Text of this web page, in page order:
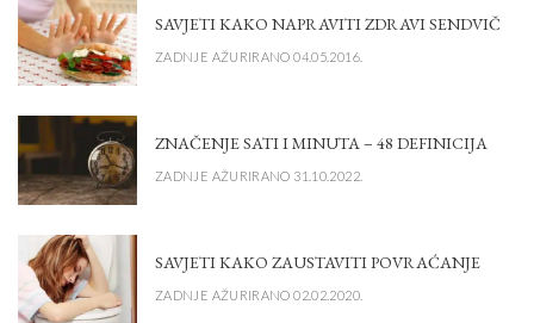
SAVJETI KAKO NAPRAVITI ZDRAVI SENDVIČ
ZADNJE AŽURIRANO 04.05.2016.
ZNAČENJE SATI I MINUTA – 48 DEFINICIJA
ZADNJE AŽURIRANO 31.10.2022.
SAVJETI KAKO ZAUSTAVITI POVRAĆANJE
ZADNJE AŽURIRANO 02.02.2020.